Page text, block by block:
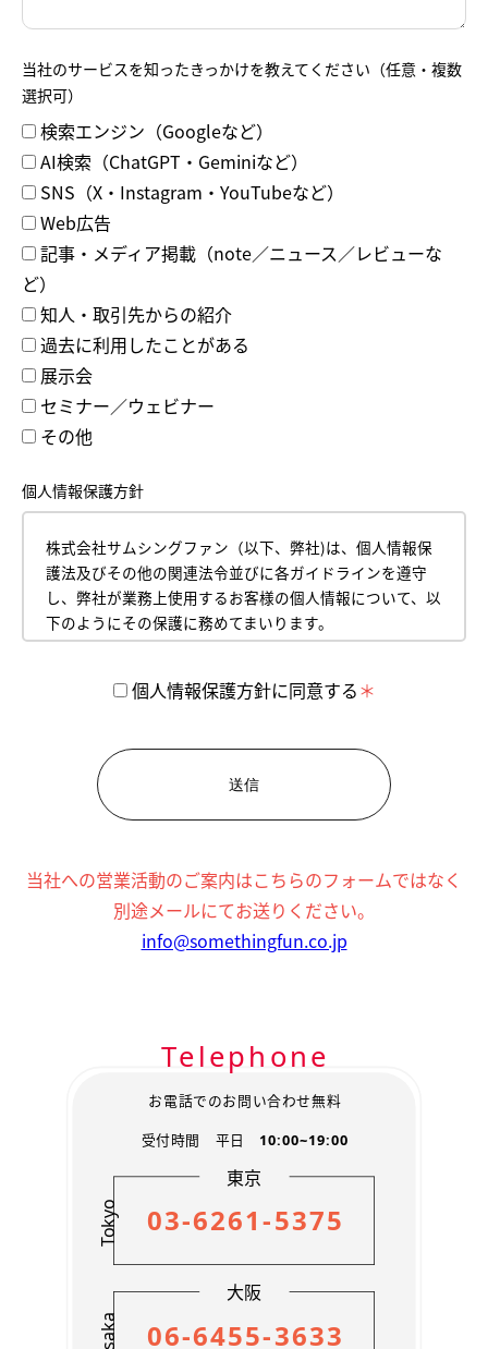
当社のサービスを知ったきっかけを教えてください（任意・複数
選択可）
検索エンジン（Googleなど）
AI検索（ChatGPT・Geminiなど）
SNS（X・Instagram・YouTubeなど）
Web広告
記事・メディア掲載（note／ニュース／レビューな
ど）
知人・取引先からの紹介
過去に利用したことがある
展示会
セミナー／ウェビナー
その他
個人情報保護方針
株式会社サムシングファン（以下、弊社)は、個人情報保
護法及びその他の関連法令並びに各ガイドラインを遵守
し、弊社が業務上使用するお客様の個人情報について、以
下のようにその保護に務めてまいります。
平成18年4月１日
代表取締役 薮本直樹
お客様からお預かりした個人情報は、弊社のプライバシ
ーポリシーに従って管理いたします。
お客様の個人情報とは、お名前、郵便番号、住所、電話
番号、生年月日、メールアドレス、クレジットカード情
お客様の個人情報は、弊社の管理するWEBサイトや広告
からのお問い合わせ時、弊社のサービスをご利用いただ
いた際に取得いたします。
【2】 個人情報の利用方法に関して
撮影業務などに際し、外部委託のスタッフ・企業に必要
な範囲で業務の一部を委託することがあります。 その際
協力会社に必要な範囲で保護措置を講じたうえで業務の
弊社求人募集にご応募頂いた方や、登録スタッフの個人
情報は、面接のご案内および選考結果・弊社からの資料
送付・各種確認連絡作業を行う際に利用します。
お客様から個人情報に関し、開示、訂正、削除、利用停
止等の要求をいただいた場合、所定の請求手続きにより、
【3】外部への個人情報開示に関して
下記の場合、お客様の個人情報を関係省庁へ開示いたし
個人情報保護方針に同意する
当社への営業活動のご案内はこちらのフォームではなく
別途メールにてお送りください。
info@somethingfun.co.jp
Telephone
お電話でのお問い合わせ無料
受付時間 平日 10:00~19:00
Tokyo
東京
03-6261-5375
Osaka
大阪
06-6455-3633